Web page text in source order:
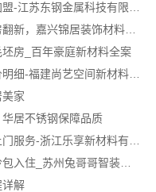
秀洲区室内设计哪家好旧房翻新，嘉兴锦居装饰材料有限公司
房_百年豪庭新材料全案
全包家庭装修口碑优选报价明细-福建尚艺空间新材料科技有限公司
家
居不锈钢保障品质
工业园区旧房翻新老破小拎包入住_苏州兔哥哥智装新材料有限公司全包服务
详解